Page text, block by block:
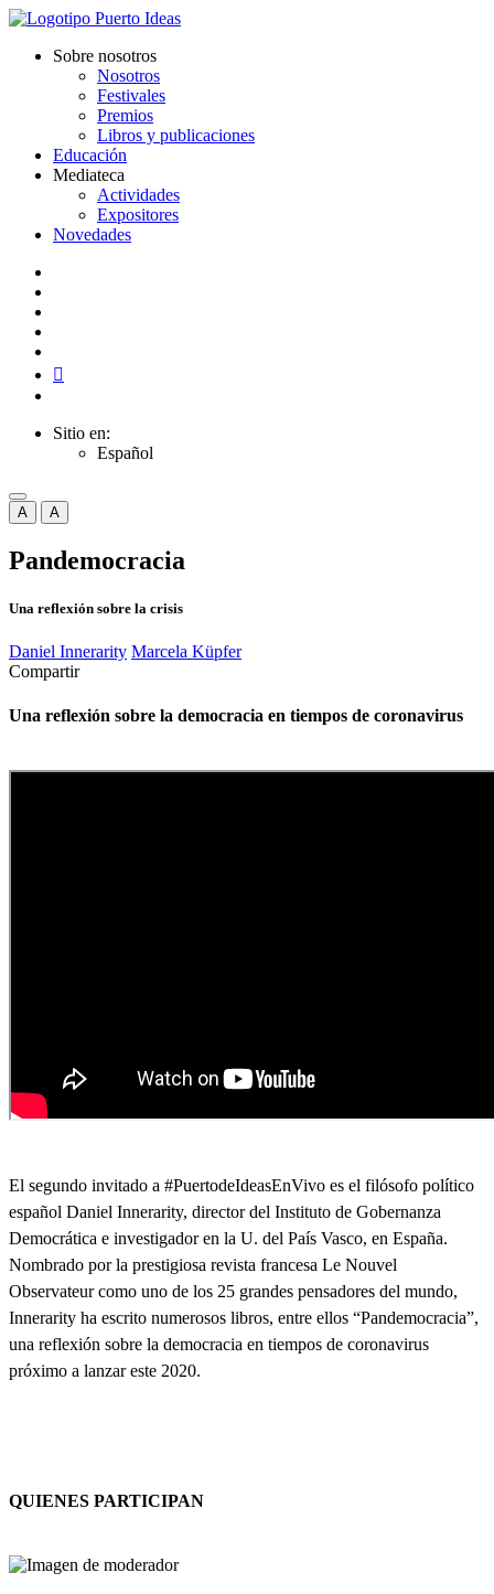
Sobre nosotros
Nosotros
Festivales
Premios
Libros y publicaciones
Educación
Mediateca
Actividades
Expositores
Novedades
Sitio en:
Español
A A
Pandemocracia
Una reflexión sobre la crisis
Daniel Innerarity Marcela Küpfer
Compartir
Una reflexión sobre la democracia en tiempos de coronavirus
El segundo invitado a #PuertodeIdeasEnVivo es el filósofo político
español Daniel Innerarity, director del Instituto de Gobernanza
Democrática e investigador en la U. del País Vasco, en España.
Nombrado por la prestigiosa revista francesa Le Nouvel
Observateur como uno de los 25 grandes pensadores del mundo,
Innerarity ha escrito numerosos libros, entre ellos “Pandemocracia”,
una reflexión sobre la democracia en tiempos de coronavirus
próximo a lanzar este 2020.
QUIENES PARTICIPAN